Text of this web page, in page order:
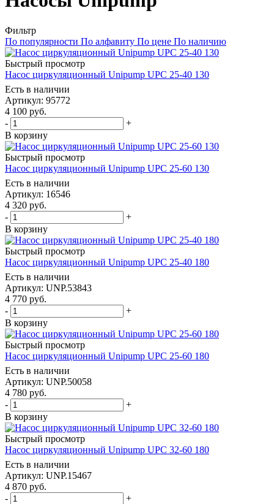
Фильтр
По популярности По алфавиту По цене По наличию
Быстрый просмотр
Насос циркуляционный Unipump UPC 25-40 130
Есть в наличии
Артикул: 95772
4 100 руб.
-
+
В корзину
Быстрый просмотр
Насос циркуляционный Unipump UPC 25-60 130
Есть в наличии
Артикул: 16546
4 320 руб.
-
+
В корзину
Быстрый просмотр
Насос циркуляционный Unipump UPC 25-40 180
Есть в наличии
Артикул: UNP.53843
4 770 руб.
-
+
В корзину
Быстрый просмотр
Насос циркуляционный Unipump UPC 25-60 180
Есть в наличии
Артикул: UNP.50058
4 780 руб.
-
+
В корзину
Быстрый просмотр
Насос циркуляционный Unipump UPС 32-60 180
Есть в наличии
Артикул: UNP.15467
4 870 руб.
-
+